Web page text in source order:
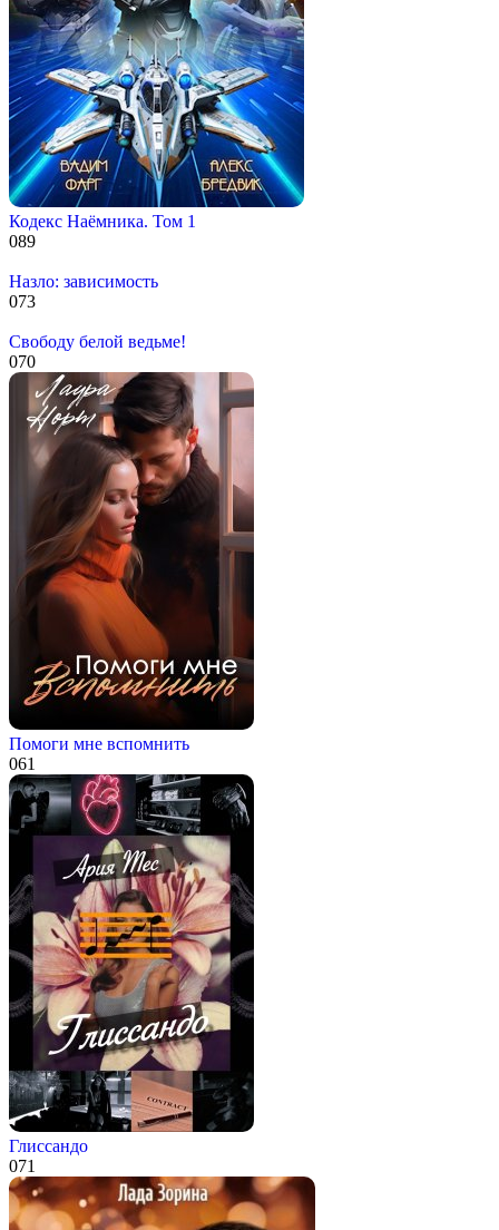
Кодекс Наёмника. Том 1
089
Назло: зависимость
073
Свободу белой ведьме!
070
Помоги мне вспомнить
061
Глиссандо
071